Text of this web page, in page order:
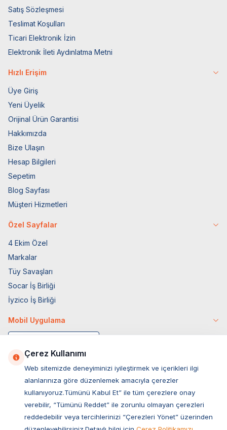
Satış Sözleşmesi
Teslimat Koşulları
Ticari Elektronik İzin
Elektronik İleti Aydınlatma Metni
Hızlı Erişim
Üye Giriş
Yeni Üyelik
Orijinal Ürün Garantisi
Hakkımızda
Bize Ulaşın
Hesap Bilgileri
Sepetim
Blog Sayfası
Müşteri Hizmetleri
Özel Sayfalar
4 Ekim Özel
Markalar
Tüy Savaşları
Socar İş Birliği
İyzico İş Birliği
Mobil Uygulama
Çerez Kullanımı
Web sitemizde deneyiminizi iyileştirmek ve içerikleri ilgi
alanlarınıza göre düzenlemek amacıyla çerezler
kullanıyoruz.Tümünü Kabul Et” ile tüm çerezlere onay
verebilir, “Tümünü Reddet” ile zorunlu olmayan çerezleri
reddedebilir veya tercihlerinizi “Çerezleri Yönet” üzerinden